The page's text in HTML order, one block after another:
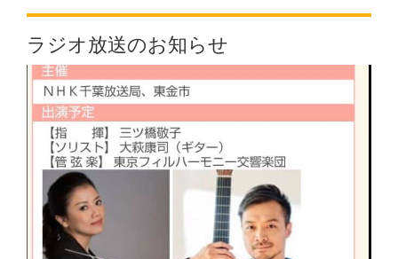
ラジオ放送のお知らせ